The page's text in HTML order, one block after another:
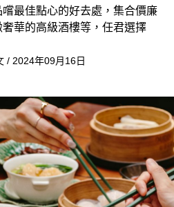
最佳點心的好去處，集合價廉
華的高級酒樓等，任君選擇
/ 2024年09月16日